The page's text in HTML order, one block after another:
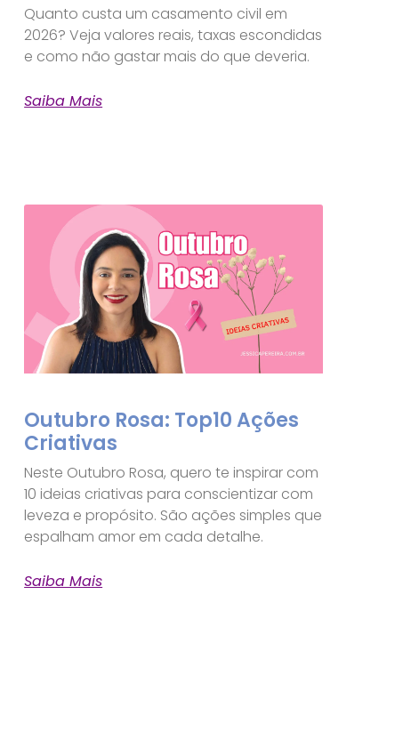
Quanto custa um casamento civil em
2026? Veja valores reais, taxas escondidas
e como não gastar mais do que deveria.
Saiba Mais
Outubro Rosa: Top10 Ações
Criativas
Neste Outubro Rosa, quero te inspirar com
10 ideias criativas para conscientizar com
leveza e propósito. São ações simples que
espalham amor em cada detalhe.
Saiba Mais